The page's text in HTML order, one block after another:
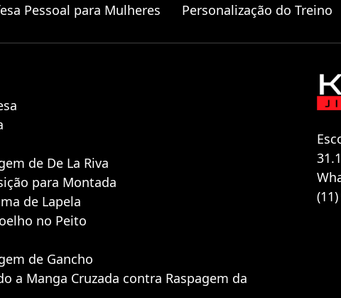
Pessoal para Mulheres
Personalização do Treino
de De La Riva
para Montada
de Lapela
no Peito
de Gancho
a Manga Cruzada contra Raspagem da